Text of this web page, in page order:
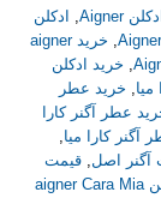
ادکلن Aigner , ادکلن
,
خرید aigner
, خرید ادکلن
میا, خرید عطر
عطر آگنر کارا
آگنر کارا میا,
آگنر اصل, قیمت
قیمت ادکلن aigner Cara Mia